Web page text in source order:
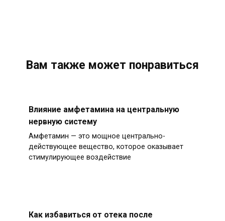
Вам также может понравиться
Влияние амфетамина на центральную
нервную систему
Амфетамин — это мощное центрально-
действующее вещество, которое оказывает
стимулирующее воздействие
Как избавиться от отека после